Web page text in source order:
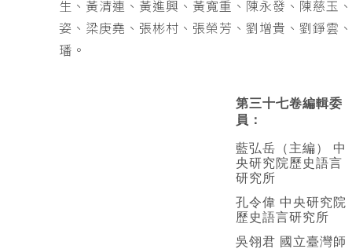
生、黃清連、黃進興、黃寬重、陳永發、陳慈玉
姿、梁庚堯、張彬村、張榮芳、劉增貴、劉錚雲
璠。
第三十七卷編輯委
員：
藍弘岳（主編） 中
央研究院歷史語言
研究所
孔令偉 中央研究院
歷史語言研究所
吳翎君 國立臺灣師